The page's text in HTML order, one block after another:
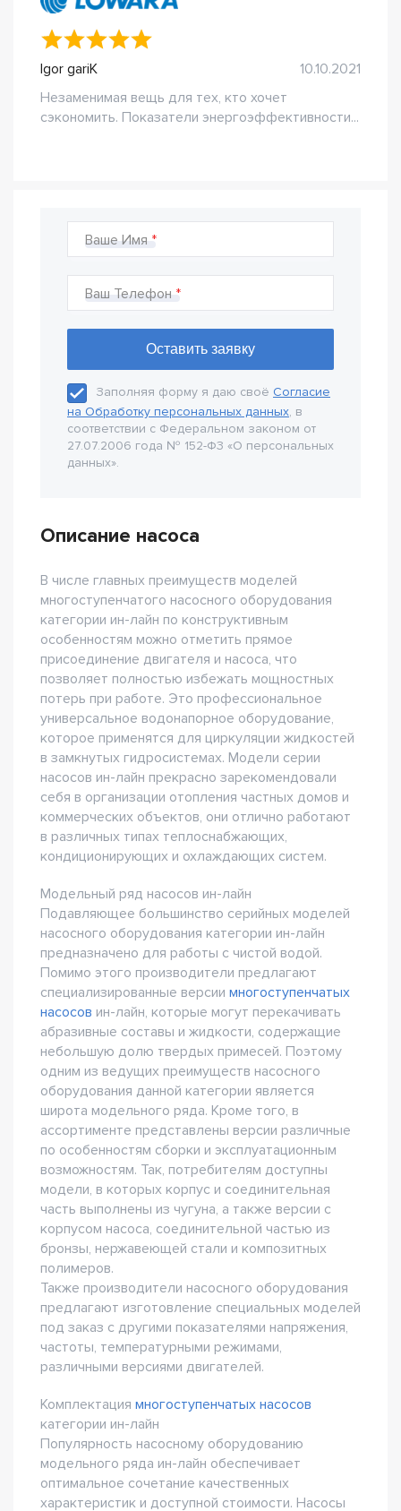
Igor gariK
10.10.2021
Незаменимая вещь для тех, кто хочет
сэкономить. Показатели энергоэффективности...
Ваше Имя
Ваш Телефон
Заполняя форму я даю своё Согласие
на Обработку персональных данных, в
соответствии с Федеральном законом от
27.07.2006 года № 152-Ф3 «О персональных
данных».
Описание насоса
В числе главных преимуществ моделей
многоступенчатого насосного оборудования
категории ин-лайн по конструктивным
особенностям можно отметить прямое
присоединение двигателя и насоса, что
позволяет полностью избежать мощностных
потерь при работе. Это профессиональное
универсальное водонапорное оборудование,
которое применятся для циркуляции жидкостей
в замкнутых гидросистемах. Модели серии
насосов ин-лайн прекрасно зарекомендовали
себя в организации отопления частных домов и
коммерческих объектов, они отлично работают
в различных типах теплоснабжающих,
кондиционирующих и охлаждающих систем.
Модельный ряд насосов ин-лайн
Подавляющее большинство серийных моделей
насосного оборудования категории ин-лайн
предназначено для работы с чистой водой.
Помимо этого производители предлагают
специализированные версии многоступенчатых
насосов ин-лайн, которые могут перекачивать
абразивные составы и жидкости, содержащие
небольшую долю твердых примесей. Поэтому
одним из ведущих преимуществ насосного
оборудования данной категории является
широта модельного ряда. Кроме того, в
ассортименте представлены версии различные
по особенностям сборки и эксплуатационным
возможностям. Так, потребителям доступны
модели, в которых корпус и соединительная
часть выполнены из чугуна, а также версии с
корпусом насоса, соединительной частью из
бронзы, нержавеющей стали и композитных
полимеров.
Также производители насосного оборудования
предлагают изготовление специальных моделей
под заказ с другими показателями напряжения,
частоты, температурными режимами,
различными версиями двигателей.
Комплектация многоступенчатых насосов
категории ин-лайн
Популярность насосному оборудованию
модельного ряда ин-лайн обеспечивает
оптимальное сочетание качественных
характеристик и доступной стоимости. Насосы